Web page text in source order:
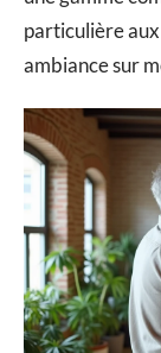
particulière
ambiance sur